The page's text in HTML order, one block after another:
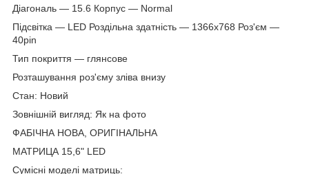
Діагональ — 15.6 Корпус — Normal
Підсвітка — LED Роздільна здатність — 1366х768 Роз'єм —
40pin
Тип покриття — глянсове
Розташування роз'єму зліва внизу
Стан: Новий
Зовнішній вигляд: Як на фото
ФАБІЧНА НОВА, ОРИГІНАЛЬНА
МАТРИЦА 15,6" LED
Сумісні моделі матриць: